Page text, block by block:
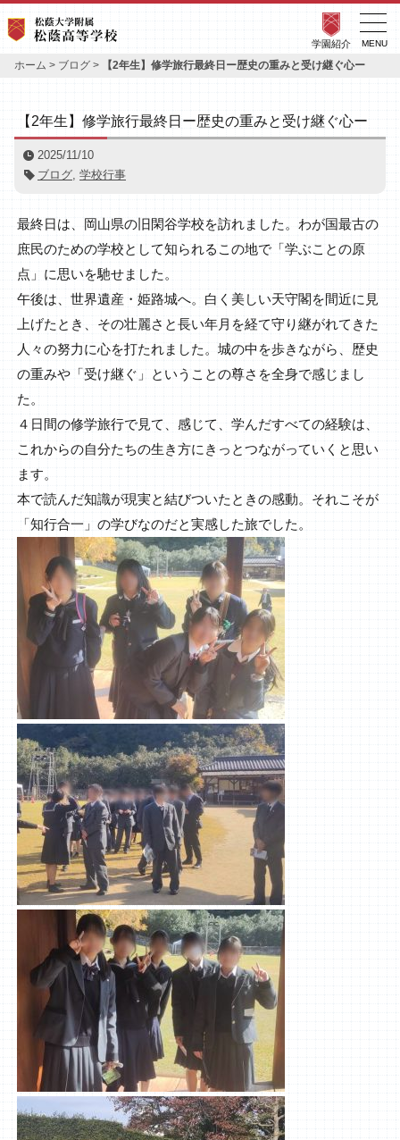
学園紹介
ホーム > ブログ > 【2年生】修学旅行最終日ー歴史の重みと受け継ぐ心ー
【2年生】修学旅行最終日ー歴史の重みと受け継ぐ心ー
2025/11/10
ブログ, 学校行事
最終日は、岡山県の旧閑谷学校を訪れました。わが国最古の
庶民のための学校として知られるこの地で「学ぶことの原
点」に思いを馳せました。
午後は、世界遺産・姫路城へ。白く美しい天守閣を間近に見
上げたとき、その壮麗さと長い年月を経て守り継がれてきた
人々の努力に心を打たれました。城の中を歩きながら、歴史
の重みや「受け継ぐ」ということの尊さを全身で感じまし
た。
４日間の修学旅行で見て、感じて、学んだすべての経験は、
これからの自分たちの生き方にきっとつながっていくと思い
ます。
本で読んだ知識が現実と結びついたときの感動。それこそが
「知行合一」の学びなのだと実感した旅でした。
MENU